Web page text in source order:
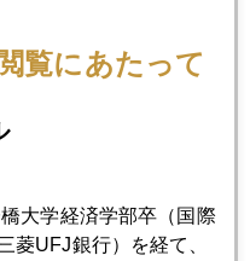
た下記原稿は「金の地政
ドル依存脱却で中国と
se1/00m/020/023000c
覧にあたって
大学経済学部卒（国際
菱UFJ銀行）を経て、